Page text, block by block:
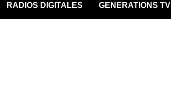
RADIOS DIGITALES GENERATIONS TV